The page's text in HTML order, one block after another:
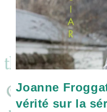
Joanne
vérité sur la